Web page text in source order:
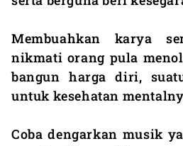
Membuahkan karya
nikmati orang pula
bangun harga diri,
untuk kesehatan
Coba dengarkan musik